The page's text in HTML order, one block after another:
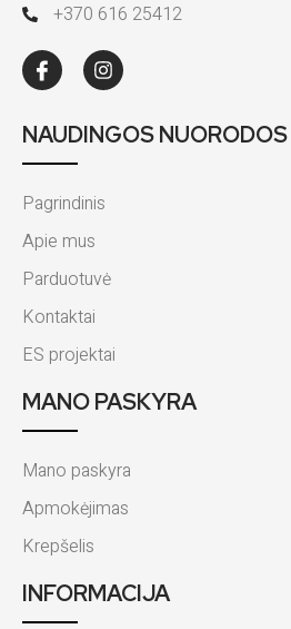
+370 616 25412
NAUDINGOS NUORODOS
Pagrindinis
Apie mus
Parduotuvė
Kontaktai
ES projektai
MANO PASKYRA
Mano paskyra
Apmokėjimas
Krepšelis
INFORMACIJA